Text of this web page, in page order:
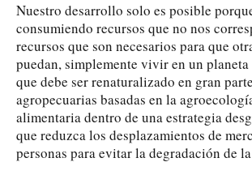
Nuestro desarrollo solo es posible
consumiendo recursos que no nos
recursos que son necesarios para que
puedan, simplemente vivir en un
que debe ser renaturalizado en gran
agropecuarias basadas en la
alimentaria dentro de una estrategia
que reduzca los desplazamientos de
personas para evitar la degradación de